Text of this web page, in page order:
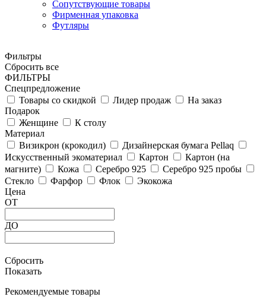
Сопутствующие товары
Фирменная упаковка
Футляры
Фильтры
Сбросить все
ФИЛЬТРЫ
Спецпредложение
Товары со скидкой
Лидер продаж
На заказ
Подарок
Женщине
К столу
Материал
Визикрон (крокодил)
Дизайнерская бумага Pellaq
Искусственный экоматериал
Картон
Картон (на
магните)
Кожа Серебро 925
Серебро 925 пробы
Стекло
Фарфор Флок
Экокожа
Цена
ОТ
ДО
Сбросить
Показать
Рекомендуемые товары